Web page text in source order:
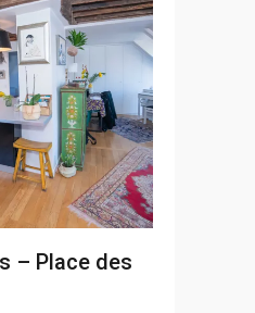
– Place des